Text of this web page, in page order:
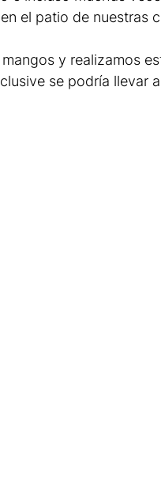
el patio de nuestras
y realizamos
se podría llevar